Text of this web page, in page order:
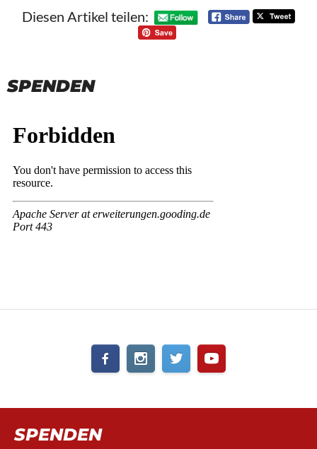
Diesen Artikel teilen:
SPENDEN
SPENDEN